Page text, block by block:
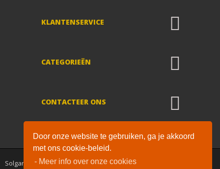
Door onze website te gebruiken, ga je akkoord
met ons cookie-beleid.
- Meer info over onze cookies
KLANTENSERVICE
CATEGORIEËN
CONTACTEER ONS
supplementen.nl/ bijWebwinkelKeur
is 9.1/10 gebaseerd op 39 reviews.
Solgar-Supplementen.nl onderdeel van Drogisterij / Kruiderij Rode